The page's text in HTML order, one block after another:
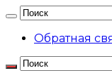
Обратная